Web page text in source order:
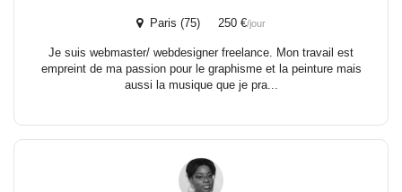
Paris (75) 250 €/jour
Je suis webmaster/ webdesigner freelance. Mon travail est
empreint de ma passion pour le graphisme et la peinture mais
aussi la musique que je pra...